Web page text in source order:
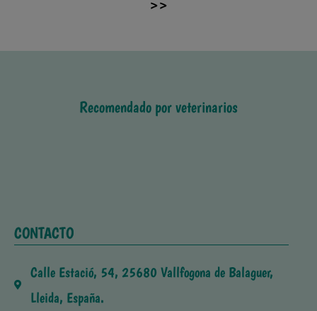
>>
Recomendado por veterinarios
CONTACTO
Calle Estació, 54, 25680 Vallfogona de Balaguer,
Lleida, España.